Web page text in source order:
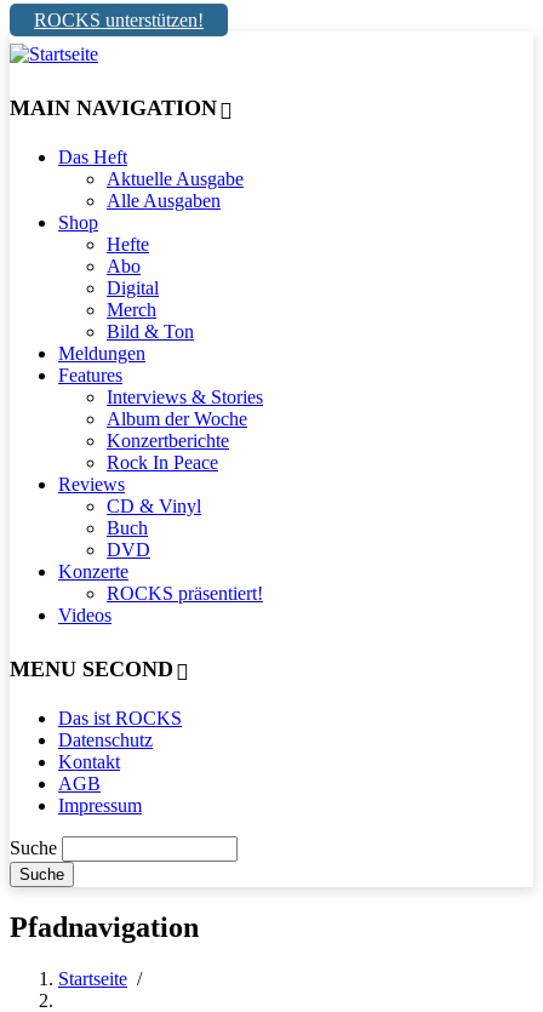
ROCKS unterstützen!
MAIN NAVIGATION
Das Heft
Aktuelle Ausgabe
Alle Ausgaben
Shop
Hefte
Abo
Digital
Merch
Bild & Ton
Meldungen
Features
Interviews & Stories
Album der Woche
Konzertberichte
Rock In Peace
Reviews
CD & Vinyl
Buch
DVD
Konzerte
ROCKS präsentiert!
Videos
MENU SECOND
Das ist ROCKS
Datenschutz
Kontakt
AGB
Impressum
Suche
Pfadnavigation
Startseite /